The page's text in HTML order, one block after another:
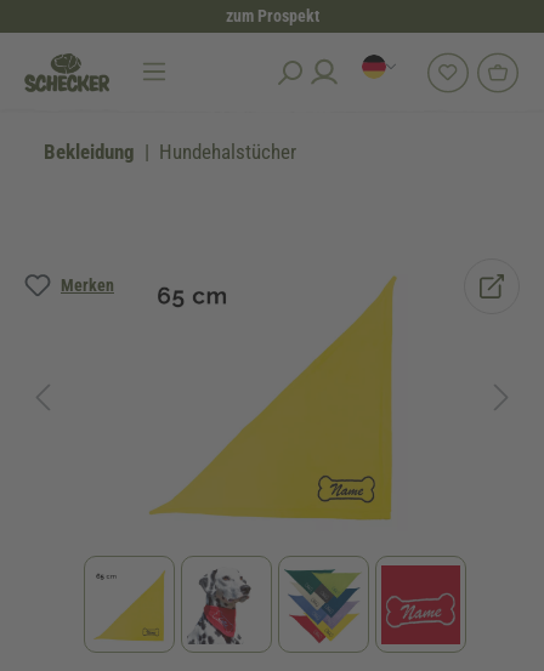
zum Prospekt
Bekleidung Hundehalstücher
Merken
Bildergalerie überspringen